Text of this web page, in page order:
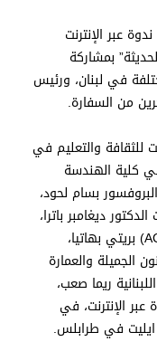
عبر الإنترنت
بمشاركة
في لبنان، ورئيس
من السفارة.
والتعليم في
كلية الهندسة
بسام لحود،
ديغامبر باترا،
المعلمة في مدرسة الجالية الأمريكية (ACS) بريتي بهاتيا،
الجميلة والعمارة
ريما صعب،
الإنترنت، في
ايليت في طرابلس.